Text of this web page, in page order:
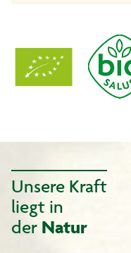
Unsere Kraft
liegt in
der Natur